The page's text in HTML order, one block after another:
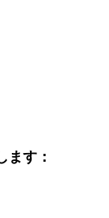
す：